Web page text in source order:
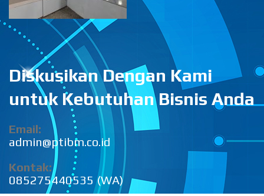
Diskusikan Dengan Kami
untuk Kebutuhan Bisnis Anda
Email:
admin@ptibm.co.id
Kontak:
085275440535 (WA)